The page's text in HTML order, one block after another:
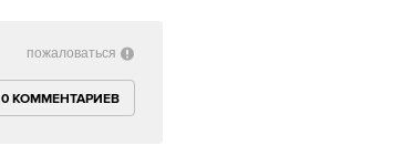
0 КОММЕНТАРИЕВ
пожаловаться